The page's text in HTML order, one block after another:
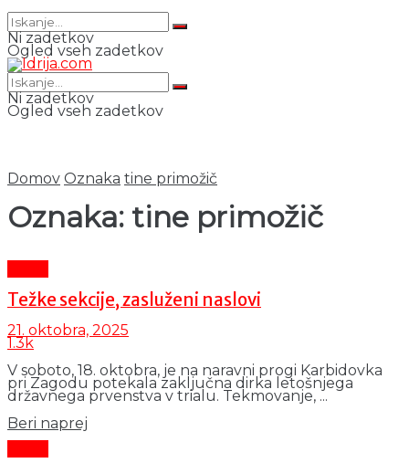
Ni zadetkov
Ogled vseh zadetkov
Ni zadetkov
Ogled vseh zadetkov
Domov Oznaka tine primožič
Oznaka: tine primožič
Težke sekcije, zasluženi naslovi
21. oktobra, 2025
1.3k
V soboto, 18. oktobra, je na naravni progi Karbidovka
pri Zagodu potekala zaključna dirka letošnjega
državnega prvenstva v trialu. Tekmovanje, ...
Beri naprej